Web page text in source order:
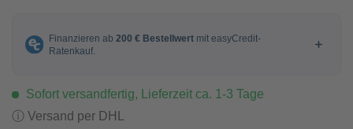
Sofort versandfertig, Lieferzeit ca. 1-3 Tage
ⓘ Versand per DHL